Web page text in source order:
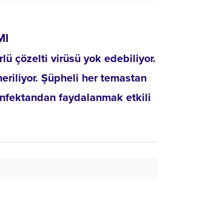
çözelti virüsü yok edebiliyor.
Şüpheli her temastan
faydalanmak etkili